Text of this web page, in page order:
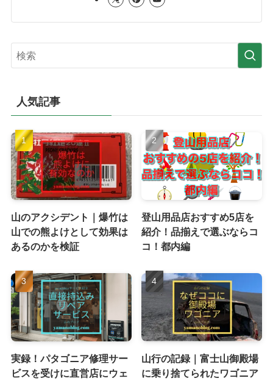
人気記事
山のアクシデント｜爆竹は
山での熊よけとして効果は
あるのかを検証
登山用品店おすすめ5店を
紹介！品揃えで選ぶならコ
コ！都内編
実録！パタゴニア修理サー
ビスを受けに直営店にウェ
山行の記録｜富士山御殿場
に乗り捨てられたワゴニア